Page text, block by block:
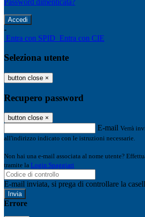
Password dimenticata?
-
Entra con SPID Entra con CIE
Seleziona utente
button close ×
Recupero password
button close ×
E-mail Verrà
all'indirizzo indicato con le istruzioni necessarie.
Non hai una e-mail associata al nome utente?
tramite la Login Spaggiari
E-mail inviata, si prega di controllare la
Errore